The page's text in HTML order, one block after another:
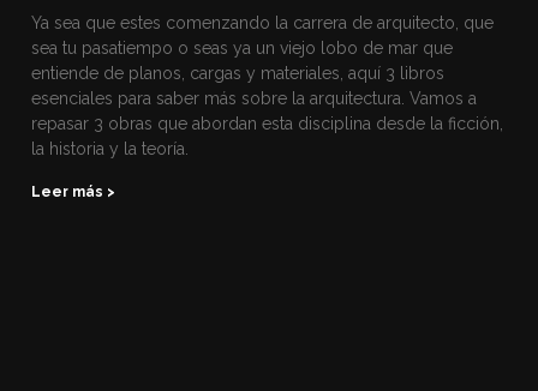
Ya sea que estes comenzando la carrera de arquitecto, que
sea tu pasatiempo o seas ya un viejo lobo de mar que
entiende de planos, cargas y materiales, aquí 3 libros
esenciales para saber más sobre la arquitectura. Vamos a
repasar 3 obras que abordan esta disciplina desde la ficción,
la historia y la teoría.
Leer más >